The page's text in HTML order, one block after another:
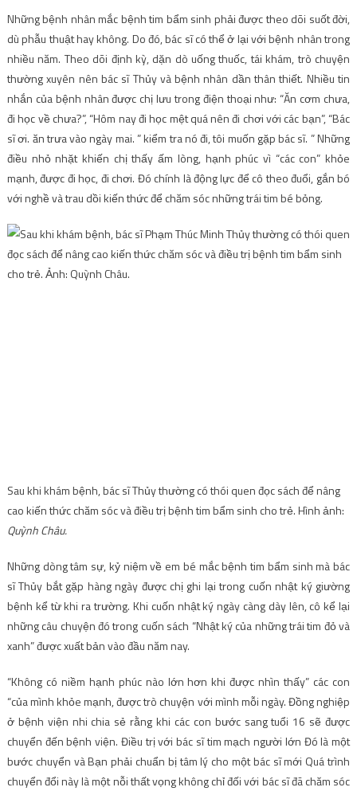
Những bệnh nhân mắc bệnh tim bẩm sinh phải được theo dõi suốt đời,
dù phẫu thuật hay không. Do đó, bác sĩ có thể ở lại với bệnh nhân trong
nhiều năm. Theo dõi định kỳ, dặn dò uống thuốc, tái khám, trò chuyện
thường xuyên nên bác sĩ Thủy và bệnh nhân dần thân thiết. Nhiều tin
nhắn của bệnh nhân được chị lưu trong điện thoại như: “Ăn cơm chưa,
đi học về chưa?”, “Hôm nay đi học mệt quá nên đi chơi với các bạn”, “Bác
sĩ ơi. ăn trưa vào ngày mai. ” kiểm tra nó đi, tôi muốn gặp bác sĩ. ” Những
điều nhỏ nhặt khiến chị thấy ấm lòng, hạnh phúc vì “các con” khỏe
mạnh, được đi học, đi chơi. Đó chính là động lực để cô theo đuổi, gắn bó
với nghề và trau dồi kiến ​​thức để chăm sóc những trái tim bé bỏng.
Sau khi khám bệnh, bác sĩ Thủy thường có thói quen đọc sách để nâng
cao kiến ​​thức chăm sóc và điều trị bệnh tim bẩm sinh cho trẻ. Hình ảnh:
Quỳnh Châu.
Những dòng tâm sự, kỷ niệm về em bé mắc bệnh tim bẩm sinh mà bác
sĩ Thủy bắt gặp hàng ngày được chị ghi lại trong cuốn nhật ký giường
bệnh kể từ khi ra trường. Khi cuốn nhật ký ngày càng dày lên, cô kể lại
những câu chuyện đó trong cuốn sách “Nhật ký của những trái tim đỏ và
xanh” được xuất bản vào đầu năm nay.
“Không có niềm hạnh phúc nào lớn hơn khi được nhìn thấy” các con
“của mình khỏe mạnh, được trò chuyện với mình mỗi ngày. Đồng nghiệp
ở bệnh viện nhi chia sẻ rằng khi các con bước sang tuổi 16 sẽ được
chuyển đến bệnh viện. Điều trị với bác sĩ tim mạch người lớn Đó là một
bước chuyển và Bạn phải chuẩn bị tâm lý cho một bác sĩ mới Quá trình
chuyển đổi này là một nỗi thất vọng không chỉ đối với bác sĩ đã chăm sóc